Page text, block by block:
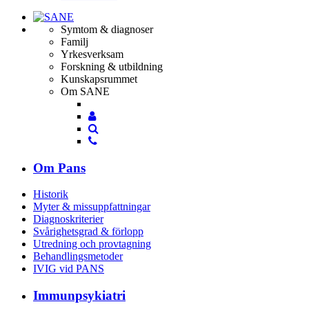
Symtom & diagnoser
Familj
Yrkesverksam
Forskning & utbildning
Kunskapsrummet
Om SANE
Mina
sidor
Mina
sidor
Sök
Sök
Om Pans
Historik
Myter & missuppfattningar
Diagnoskriterier
Svårighetsgrad & förlopp
Utredning och provtagning
Behandlings­metoder
IVIG vid PANS
Immunpsykiatri